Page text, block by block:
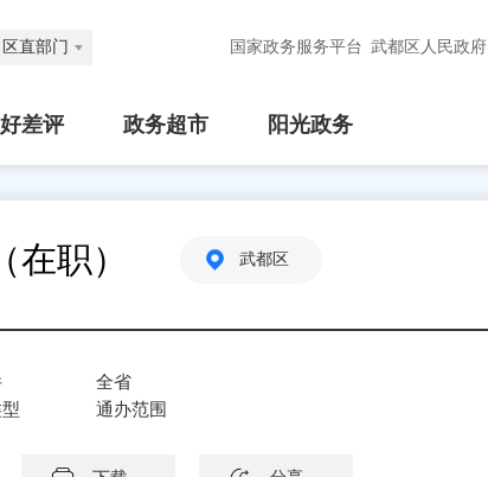
区直部门 国家政务服务平台 武都区人民政府
好差评 政务超市 阳光政务
职） 武都区
全省
通办范围